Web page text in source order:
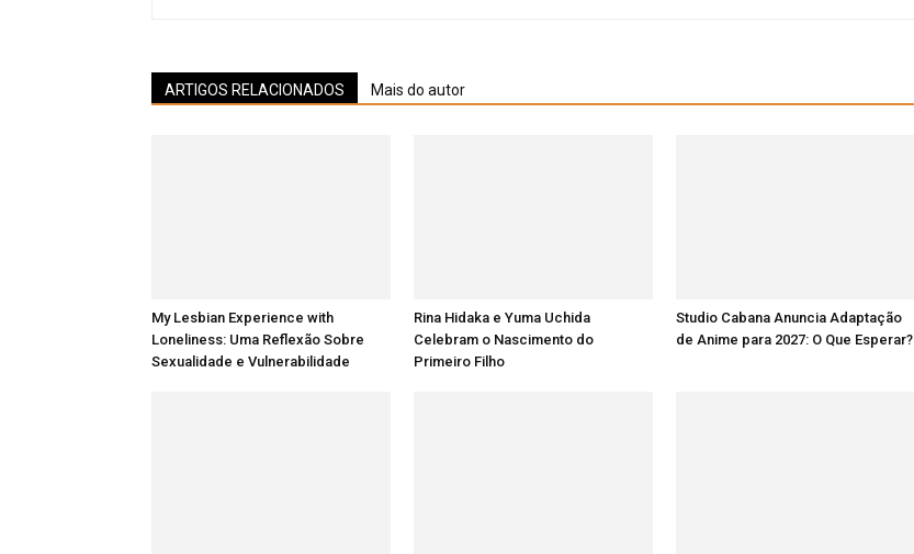
ARTIGOS RELACIONADOS Mais do autor
My Lesbian Experience with
Loneliness: Uma Reflexão Sobre
Sexualidade e Vulnerabilidade
Rina Hidaka e Yuma Uchida
Celebram o Nascimento do
Primeiro Filho
Studio Cabana Anuncia Adaptação
de Anime para 2027: O Que Esperar?